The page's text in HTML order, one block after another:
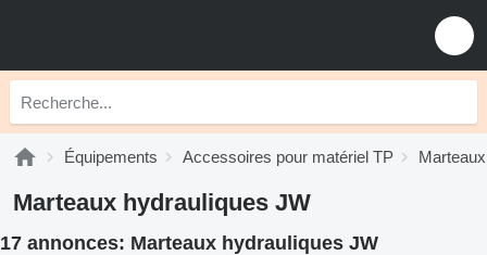
Équipements Accessoires pour matériel TP
Marteaux hydrauliques JW
17 annonces: Marteaux hydrauliques JW